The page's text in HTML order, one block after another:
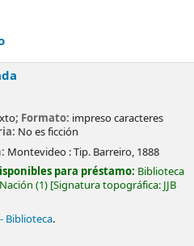
; Formato: impreso caracteres
No es ficción
Montevideo :Tip. Barreiro, 1888
para préstamo: Biblioteca
(1) Signatura topográfica: JJB
Biblioteca.